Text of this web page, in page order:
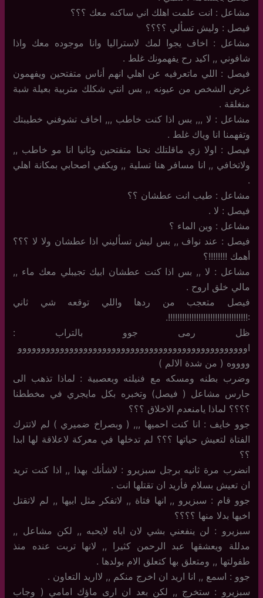
مشاعل : انت علمت اهلك اني ساكنه معك ؟؟؟
فيصل : وليش تسألي ؟؟؟؟
مشاعل : اخاف يجوا لمك لاستراليا وانا موجوده معك واذا
شافوني ,, اكيد رح يفهمونك غلط .
فيصل : اللي ماتعرفيه عن اهلي انهم أناس متفتحين ويفهمون
غرض الشخص من عيونه ,, بس انتي شكلك متربية بعيلة شبة
منغلقة .
مشاعل : لا ,,, بس اذا كنت خاطب ,,, اخاف تشوفني خطيبتك
وتفهمنا انا وياك غلط .
فيصل : اولا زي ماقلتلك نحنا متفتحين وثانيا انا مو خاطب ,,
ولاتخافي ,, انا مسافر هنا تسلية ,, ويكفي اصحابي بمكانة اهلي
.
مشاعل : طيب انت عطشان ؟؟
فيصل : لا .
مشاعل : وين الماء ؟
فيصل : عند نواف ,, بس ليش تسأليني اذا عطشان ولا لا ؟؟؟
أهمك !!!!!!!!؟
مشاعل : لا ,, بس اذا كنت عطشان ابيك تجيبلي معك ماء ,,
مالي خلق اروح .
فيصل متعجب من ردها واللي توقعه شي ثاني
:!!!!!!!!!!!!!!!!!!!!!!!!!!!!!!!!!!.
ظل رمى جوو بالتراب :
اووووووووووووووووووووووووووووووووووووووووووووووووو
ووووه ( من شدة الالم )
وضرب بطنه ومسكه مع فنيلته وبعصبية : لماذا تذهب الى
حارس مشاعل ( فيصل) وتخبره بكل مايجري في مخططنا
؟؟؟؟ لماذا يامنعدم الاخلاق ؟؟؟
جوو خايف : انا كنت احميها ,,, ( وبصراخ ضميري ) لم لاتترك
الفتاة لتعيش حياتها ؟؟؟ لم تدخلها في معركة لاعلاقة لها ابدا
؟؟
انضرب مرة ثانيه برجل سبزيرو : لاشأنك بهذا ,, اذا كنت تريد
ان تعيش بسلام فأريد ان تقتلها انت .
جوو قام : سبزيرو ,, انها فتاة ,, لاتفكر مثل ابيها ,, لم لاتقتل
اخيها بدلا منها ؟؟؟؟
سبزيرو : لن ينفعني بشي لان اباه لايحبه ,, لكن مشاعل ,,
مدللة ويعشقها عبد الرحمن كثيرا ,, لانها تربت عنده منذ
طفولتها ,, ومتعلق بها كتعلق الام بولدها .
جوو : اسمع ,, انا اريد ان اخرج منكم ,, لااريد التعاون .
سبزيرو : ستخرج ,, لكن بعد ان ارى ماؤك امامي ( وجاب